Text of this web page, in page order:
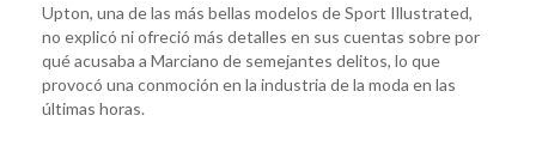
Upton, una de las más bellas modelos de Sport Illustrated,
no explicó ni ofreció más detalles en sus cuentas sobre por
qué acusaba a Marciano de semejantes delitos, lo que
provocó una conmoción en la industria de la moda en las
últimas horas.